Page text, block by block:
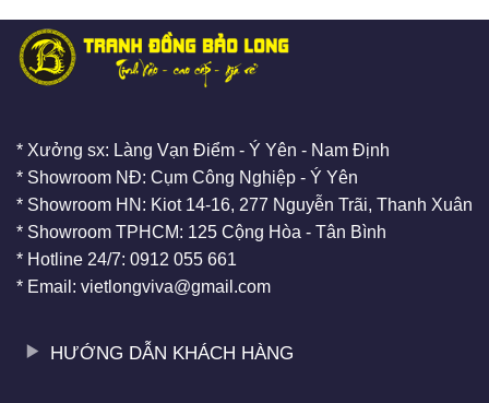
* Xưởng sx: Làng Vạn Điểm - Ý Yên - Nam Định
* Showroom NĐ: Cụm Công Nghiệp - Ý Yên
* Showroom HN: Kiot 14-16, 277 Nguyễn Trãi, Thanh Xuân
* Showroom TPHCM: 125 Cộng Hòa - Tân Bình
* Hotline 24/7: 0912 055 661
* Email: vietlongviva@gmail.com
HƯỚNG DẪN KHÁCH HÀNG